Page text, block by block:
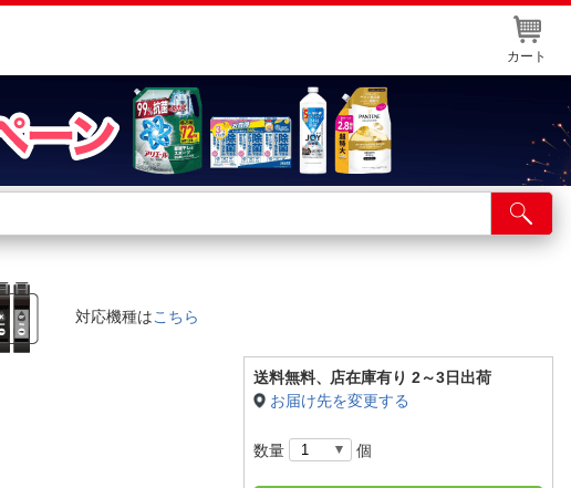
カート
店舗サービス
ネット取り置き
対応機種はこちら
送料無料、 店在庫有り 2～3日出荷
お届け先を変更する
数量 個